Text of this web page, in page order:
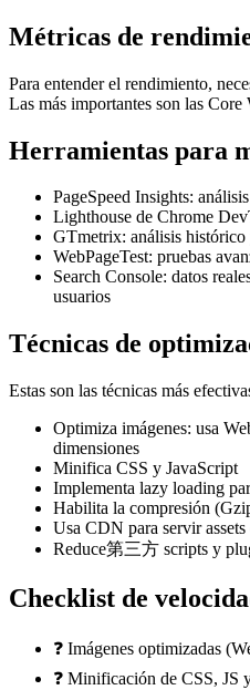
Métricas de
Para entender el rendimiento,
Las más importantes son las Core
Herramientas para
PageSpeed Insights:
Lighthouse de Chrome
GTmetrix: análisis histórico
WebPageTest: pruebas
Search Console: datos
usuarios
Técnicas de
Estas son las técnicas más
Optimiza imágenes: usa
dimensiones
Minifica CSS y JavaScript
Implementa lazy loading
Habilita la compresión
Usa CDN para servir assets
Reduce第三方 scripts y
Checklist de
❓ Imágenes optimizadas
❓ Minificación de CSS, JS